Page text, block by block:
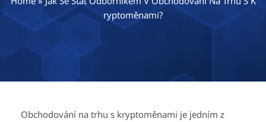
ryptoměnami?
Obchodování na trhu s kryptoměnami je jedním z